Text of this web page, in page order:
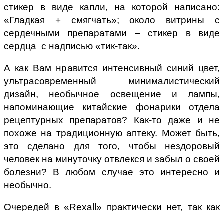
стикер в виде капли, на которой написано:
«Гладкая + смягчать»; около витрины с
сердечными препаратами – стикер в виде
сердца с надписью «тик-так».
А как Вам нравится интенсивный синий цвет,
ультрасовременный минималистический
дизайн, необычное освещение и лампы,
напоминающие китайские фонарики отдела
рецептурных препаратов? Как-то даже и не
похоже на традиционную аптеку. Может быть,
это сделано для того, чтобы нездоровый
человек на минуточку отвлекся и забыл о своей
болезни? В любом случае это интересно и
необычно.
Очередей в «Rexall» практически нет, так как